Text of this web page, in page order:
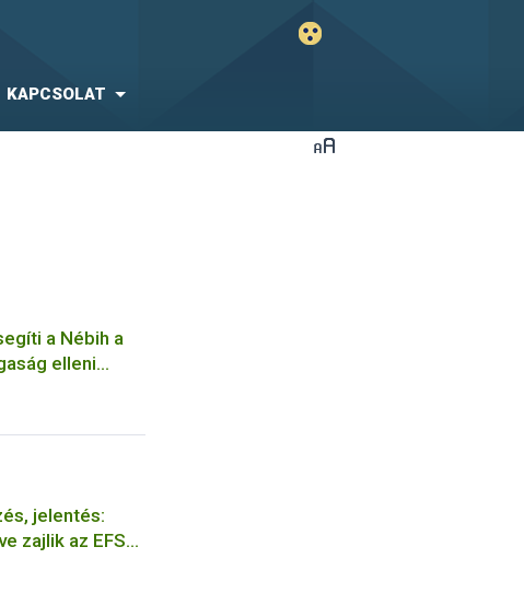
KAPCSOLAT
a Nébih a
elleni
jelentés:
zajlik az EFSA